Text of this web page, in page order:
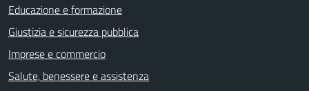
Educazione e formazione
Giustizia e sicurezza pubblica
Imprese e commercio
Salute, benessere e assistenza